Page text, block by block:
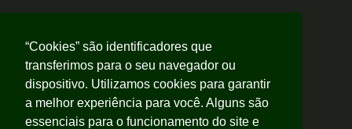
“Cookies” são identificadores que
transferimos para o seu navegador ou
dispositivo. Utilizamos cookies para garantir
a melhor experiência para você. Alguns são
essenciais para o funcionamento do site e